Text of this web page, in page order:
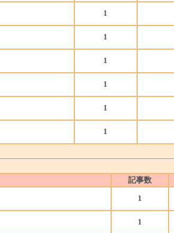
1
1
1
1
1
1
記事数
1
1